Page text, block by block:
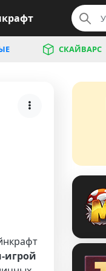
СКАЙВАРС
игрой